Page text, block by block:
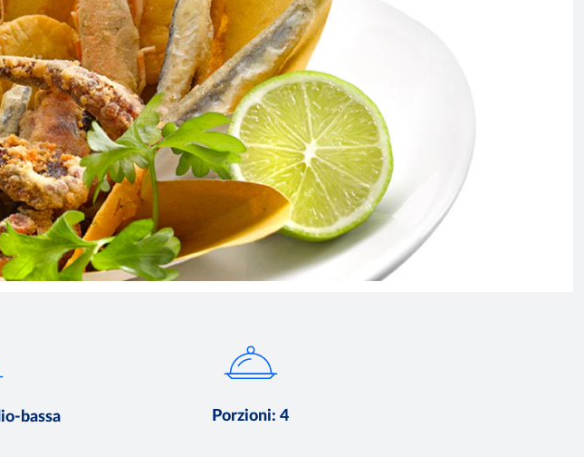
bassa Porzioni:4